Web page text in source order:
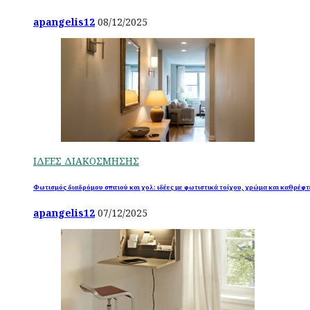
apangelis12 08/12/2025
ΙΔΕΕΣ ΔΙΑΚΟΣΜΗΣΗΣ
Φωτισμός διαδρόμου σπιτιού και χολ: ιδέες με φωτιστικά τοίχου, χρώμα και
apangelis12 07/12/2025